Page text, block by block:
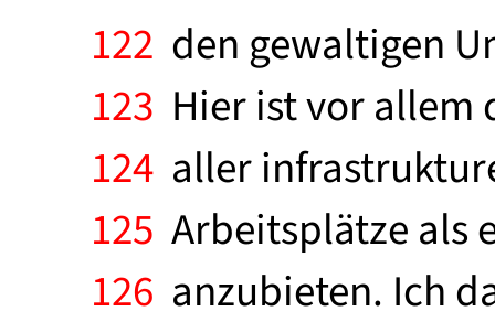
122 den gewaltigen
123 Hier ist vor allem
124 aller
125 Arbeitsplätze als
126 anzubieten. Ich